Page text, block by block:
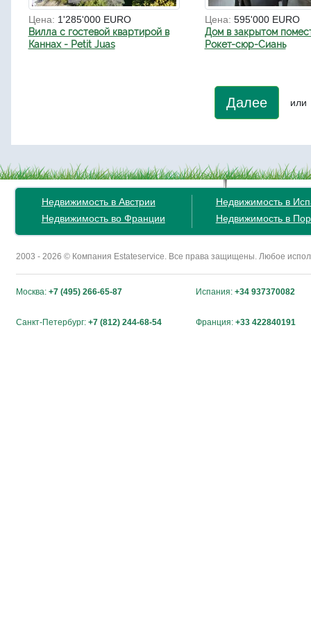
Цена: 1'285'000 EURO
Вилла с гостевой квартирой в
Каннах - Petit Juas
Цена: 595'000 EURO
Дом в закрытом
Рокет-сюр-Сиань
Далее или
Недвижимость в Австрии
Недвижимость во Франции
Недвижимость в
Недвижимость в
2003 - 2026 © Компания Estateservice. Все права защищены. Любое
Москва: +7 (495) 266-65-87 Испания: +34 937370082
Санкт-Петербург: +7 (812) 244-68-54 Франция: +33 422840191